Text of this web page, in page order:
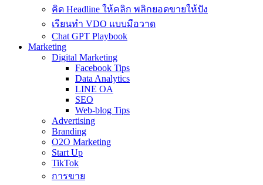
คิด Headline ให้คลิก พลิกยอดขายให้ปัง
เรียนทำ VDO แบบมือวาด
Chat GPT Playbook
Marketing
Digital Marketing
Facebook Tips
Data Analytics
LINE OA
SEO
Web-blog Tips
Advertising
Branding
O2O Marketing
Start Up
TikTok
การขาย